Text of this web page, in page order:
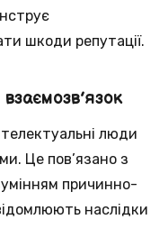
шкоди репутації.
взаємозв’язок
люди
Це пов’язано з
причинно-
наслідки